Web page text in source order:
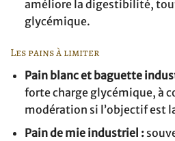
améliore la digestibilité,
glycémique.
Les pains à limiter
Pain blanc et baguette
forte charge glycémique, à
modération si l’objectif est
Pain de mie industriel :